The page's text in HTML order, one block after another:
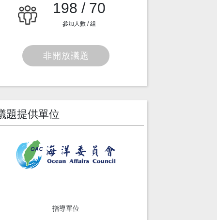
198 / 70
參加人數 / 組
非開放議題
題提供單位
指導單位